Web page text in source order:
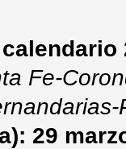
Fe-
29